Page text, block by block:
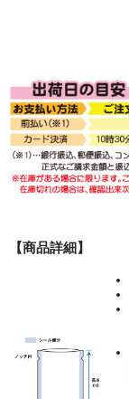
【商品詳細】